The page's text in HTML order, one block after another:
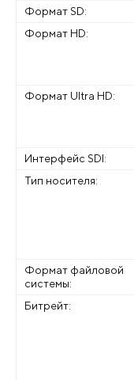
Формат SD:
Формат HD:
Формат Ultra HD:
Интерфейс SDI:
Тип носителя:
Формат файловой
системы:
Битрейт: